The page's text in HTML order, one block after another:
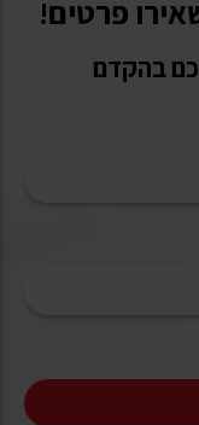
פרטים!
בהקדם